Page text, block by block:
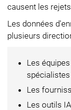
causent les
Les données
plusieurs
Les
Les
Les outils